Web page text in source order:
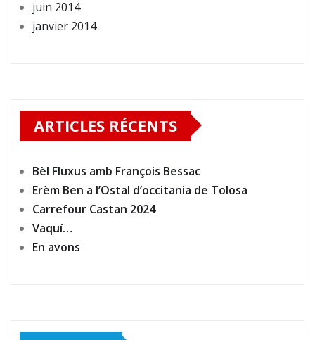
juin 2014
janvier 2014
ARTICLES RÉCENTS
Bèl Fluxus amb François Bessac
Erèm Ben a l’Ostal d’occitania de Tolosa
Carrefour Castan 2024
Vaquí…
En avons